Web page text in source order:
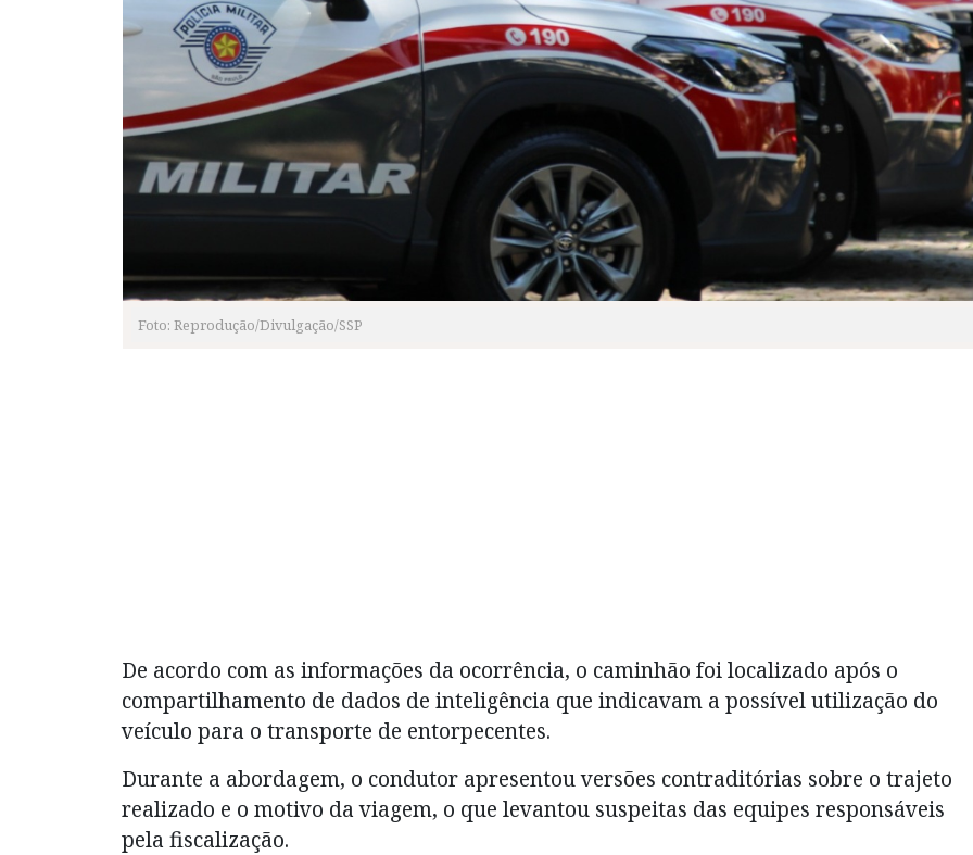
Foto: Reprodução/Divulgação/SSP
De acordo com as informações da ocorrência, o caminhão foi localizado após o
compartilhamento de dados de inteligência que indicavam a possível utilização do
veículo para o transporte de entorpecentes.
Durante a abordagem, o condutor apresentou versões contraditórias sobre o trajeto
realizado e o motivo da viagem, o que levantou suspeitas das equipes responsáveis
pela fiscalização.